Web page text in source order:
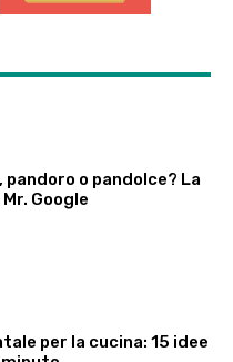
o pandolce? La
Google
per la cucina: 15 idee